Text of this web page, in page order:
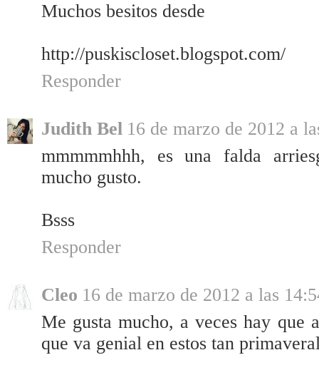
Muchos besitos desde
http://puskiscloset.blogspot.com/
Responder
Judith Bel 16 de marzo de 2012 a
mmmmmhhh, es una falda
mucho gusto.
Bsss
Responder
Cleo 16 de marzo de 2012 a las
Me gusta mucho, a veces hay que
que va genial en estos tan